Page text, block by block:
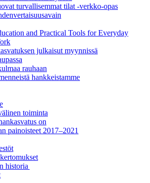
turvalli­semmat tilat -verkko-opas
and Practical Tools for Everyday
julkaisut myynnissä
rauhaan
hankkeistamme
toiminta
on
painoisteet 2017–2021
historia